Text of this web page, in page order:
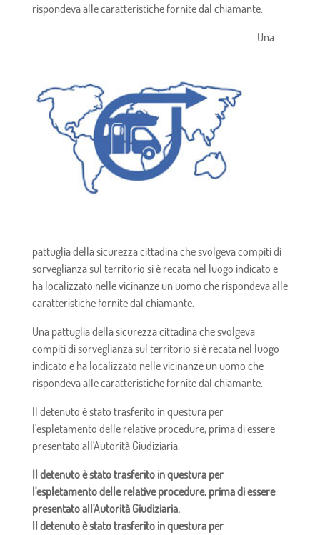
rispondeva alle caratteristiche fornite dal chiamante.
Una
pattuglia della sicurezza cittadina che svolgeva compiti di
sorveglianza sul territorio si è recata nel luogo indicato e
ha localizzato nelle vicinanze un uomo che rispondeva alle
caratteristiche fornite dal chiamante.
Una pattuglia della sicurezza cittadina che svolgeva
compiti di sorveglianza sul territorio si è recata nel luogo
indicato e ha localizzato nelle vicinanze un uomo che
rispondeva alle caratteristiche fornite dal chiamante.
Il detenuto è stato trasferito in questura per
l'espletamento delle relative procedure, prima di essere
presentato all'Autorità Giudiziaria.
Il detenuto è stato trasferito in questura per
l'espletamento delle relative procedure, prima di essere
presentato all'Autorità Giudiziaria.
Il detenuto è stato trasferito in questura per